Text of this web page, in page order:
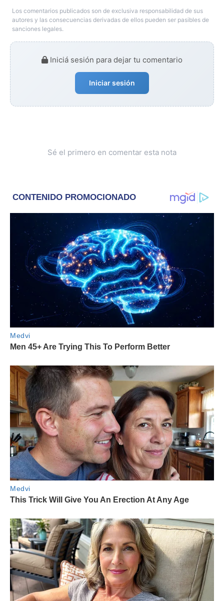
Los comentarios publicados son de exclusiva responsabilidad de sus
autores y las consecuencias derivadas de ellos pueden ser pasibles de
sanciones legales.
Iniciá sesión para dejar tu comentario
Iniciar sesión
Sé el primero en comentar esta nota